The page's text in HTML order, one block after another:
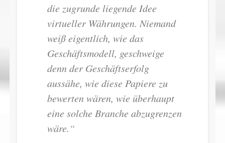
die zugrunde liegende Idee
virtueller Währungen. Niemand
weiß eigentlich, wie das
Geschäftsmodell, geschweige
denn der Geschäftserfolg
aussähe, wie diese Papiere zu
bewerten wären, wie überhaupt
eine solche Branche abzugrenzen
wäre.“